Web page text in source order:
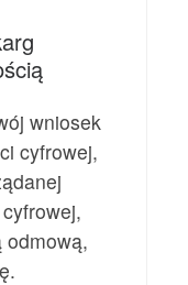
wniosek
cyfrowej,
odmową,